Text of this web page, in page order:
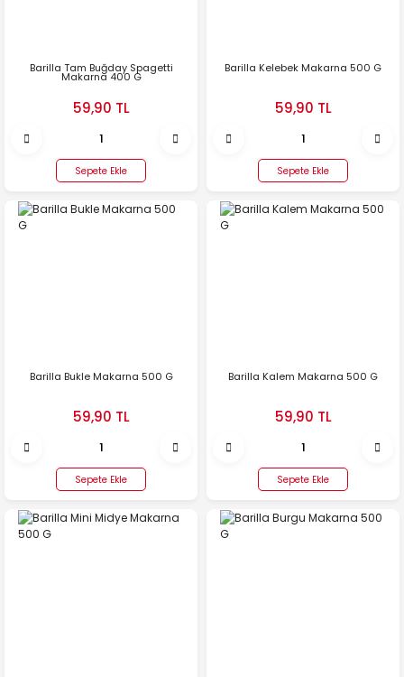
Barilla Tam Buğday Spagetti
Makarna 400 G
59,90 TL
Sepete Ekle
Barilla Kelebek Makarna 500 G
59,90 TL
Sepete Ekle
Barilla Bukle Makarna 500 G
59,90 TL
Sepete Ekle
Barilla Kalem Makarna 500 G
59,90 TL
Sepete Ekle